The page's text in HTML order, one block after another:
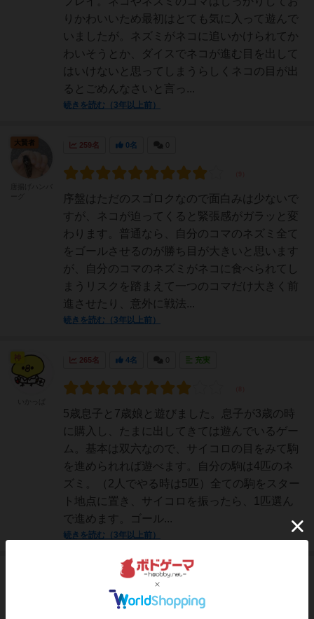
りかわいいため最初はとても気に入って遊んで
いましたが。ネズミがネコに追いかけられてか
わいそうとか、ダイスでネコが進む目を出して
はいけないと思ってしまうらしくネコの目が出
るとごめんなさいと言っ...
続きを読む（3年以上前）
259名 0名
序盤はただのスゴロクなので面白みは少ないで
すが、ネコが迫ってくると緊張感がガラッと変
わります。普通なら、自分のコマのネズミ全て
をゴールさせるのが勝ち目が大きいと思います
が、自分のコマのネズミがネコに食べられてし
まうリスクを踏まえて一つのコマだけ大きく前
進させたり、意外に戦法...
続きを読む（3年以上前）
大賢者
265名 4名 充実
5歳息子と7歳娘と遊びました。息子が3歳の時
に購入し、たまに出してきては遊んでいるゲー
ム。基本は双六なので、サイコロの目をみて駒
を進められれば遊べます。自分の駒は4匹のネ
ズミ。（2人でやる時は5匹）全ての駒をスター
ト地点に置き、サイコロを振ったら、1匹選ん
で進めます。ゴール...
続きを読む（3年以上前）
0名 0